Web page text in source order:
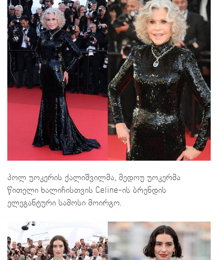
პოლ უოკერის ქალიშვილმა, მედოუ უოკერმა
წითელი ხალიჩისთვის Celine-ის ბრენდის
ელეგანტური სამოსი მოირგო.